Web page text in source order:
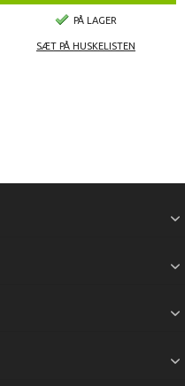
PÅ LAGER
SÆT PÅ HUSKELISTEN